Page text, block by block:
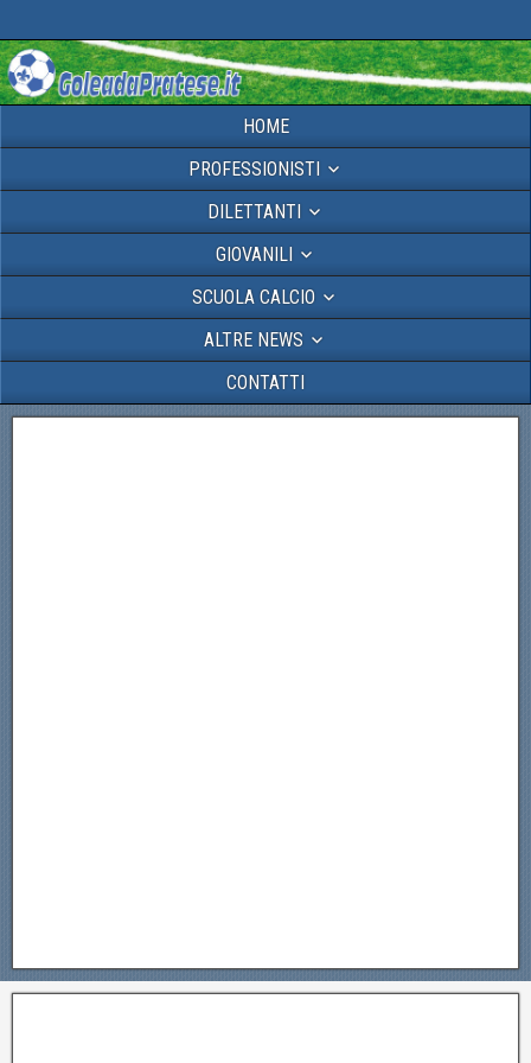
HOME
PROFESSIONISTI
DILETTANTI
GIOVANILI
SCUOLA CALCIO
ALTRE NEWS
CONTATTI